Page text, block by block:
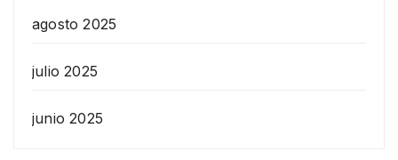
agosto 2025
julio 2025
junio 2025